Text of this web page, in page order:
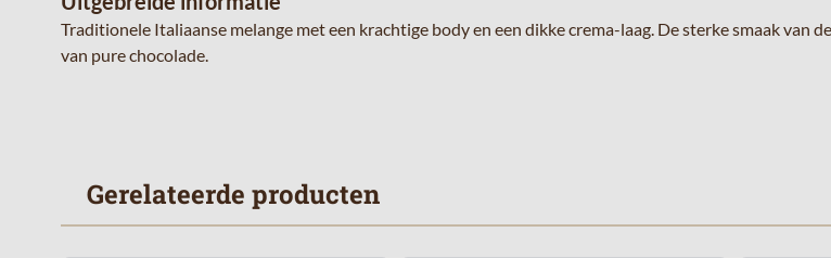
Traditionele Italiaanse melange met een krachtige body en een dikke crema-laag. De sterke smaak
van pure chocolade.
Gerelateerde producten